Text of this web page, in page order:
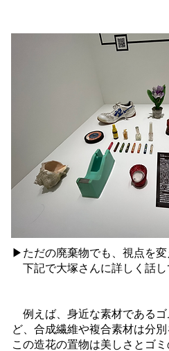
▶ただの廃棄物でも、視点を変
下記で大塚さんに詳しく話し
例えば、身近な素材であるゴ
ど、合成繊維や複合素材は分
この造花の置物は美しさとゴ